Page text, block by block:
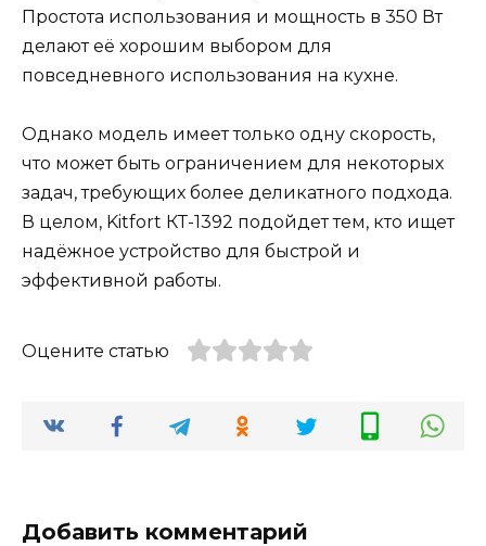
Простота использования и мощность в 350 Вт
делают её хорошим выбором для
повседневного использования на кухне.
Однако модель имеет только одну скорость,
что может быть ограничением для некоторых
задач, требующих более деликатного подхода.
В целом, Kitfort КТ-1392 подойдет тем, кто ищет
надёжное устройство для быстрой и
эффективной работы.
Оцените статью
Добавить комментарий